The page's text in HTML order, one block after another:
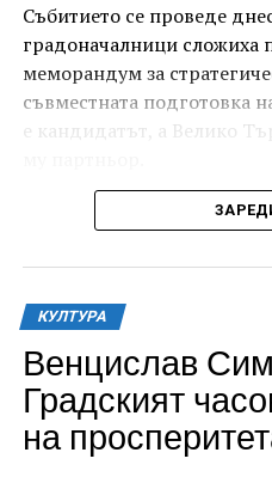
Събитието се проведе
градоначалници сложиха
меморандум за
съвместната подготовка
е кандидатът, а Велико
КУЛТУРА
Венцислав
Градският
на